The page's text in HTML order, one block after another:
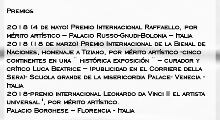
Premios
2018 (4 de mayo) Premio Internacional Raffaello, por
mérito artístico – Palacio Russo-Gnudi-Bolonia – Italia
2018 (18 de marzo) Premio Internacional de la Bienal de
Naciones, homenaje a Tiziano, por mérito artístico -cinco
continentes en una ¨ histórica exposición ¨ – curador y
crítico Luca Beatrice – (publicidad en el Corriere della
Sera)- Scuola grande de la misericordia Palace- Venecia -
Italia
2018-premio internacional Leonardo da Vinci II el artista
universal ', por mérito artístico.
Palacio Borghese – Florencia - Italia